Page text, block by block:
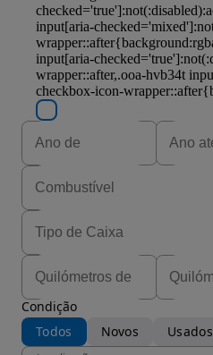
Condição
Todos
Novos Usados